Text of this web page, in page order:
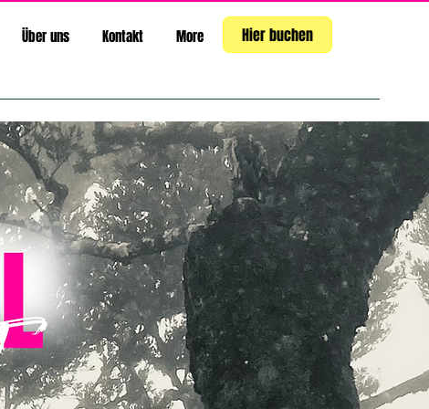
Über uns Kontakt More Hier buchen